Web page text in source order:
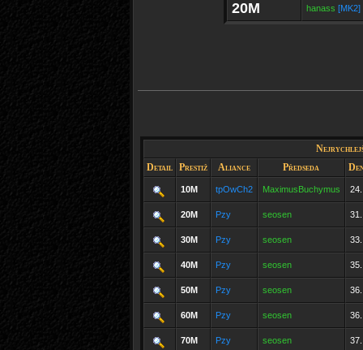
20M hanass [MK2]
Detail
Prestiž Aliance Předseda
10M tpOwCh2 MaximusBuchymus 24.
20M Pzy seosen 31.
30M Pzy seosen 33.
40M Pzy seosen 35.
50M Pzy seosen 36.
60M Pzy seosen 36.
70M Pzy seosen 37.